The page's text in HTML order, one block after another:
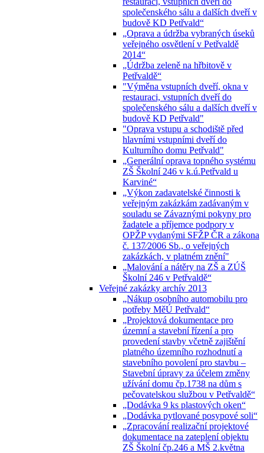
společenského sálu a dalších dveří v
budově KD Petřvald“
„Oprava a údržba vybraných úseků
veřejného osvětlení v Petřvaldě
2014“
„Údržba zeleně na hřbitově v
Petřvaldě“
"Výměna vstupních dveří, okna v
restauraci, vstupních dveří do
společenského sálu a dalších dveří v
budově KD Petřvald"
"Oprava vstupu a schodiště před
hlavními vstupními dveří do
Kulturního domu Petřvald"
„Generální oprava topného systému
ZŠ Školní 246 v k.ú.Petřvald u
Karviné“
„Výkon zadavatelské činnosti k
veřejným zakázkám zadávaným v
souladu se Závaznými pokyny pro
žadatele a příjemce podpory v
OPŽP vydanými SFŽP ČR a zákona
č. 137⁄2006 Sb., o veřejných
zakázkách, v platném znění"
„Malování a nátěry na ZŠ a ZÚŠ
Školní 246 v Petřvaldě“
Veřejné zakázky archív 2013
„Nákup osobního automobilu pro
potřeby MěÚ Petřvald“
„Projektová dokumentace pro
územní a stavební řízení a pro
provedení stavby včetně zajištění
platného územního rozhodnutí a
stavebního povolení pro stavbu –
Stavební úpravy za účelem změny
užívání domu čp.1738 na dům s
pečovatelskou službou v Petřvaldě“
„Dodávka 9 ks plastových oken“
„Dodávka pytlované posypové soli“
„Zpracování realizační projektové
dokumentace na zateplení objektu
ZŠ Školní čp.246 a MŠ 2.května